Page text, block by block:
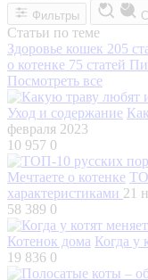
Фильтры
Статьи по теме
Здоровье кошек 205
о котенке 75 статей
Посмотреть все
Уход и содержание
февраля 2023
10 957 0
Мечтаете о котенке
характеристиками 21
58 389 0
Котенок дома Когда у
19 836 0